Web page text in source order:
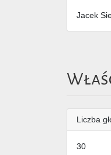
Jacek
Liczba
30